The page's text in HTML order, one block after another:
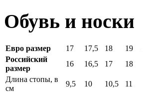
Обувь и носки
Евро размер 17 17,5 18 19
Российский
размер
16 16,5 17 18
Длина стопы, в
см
9,5 10 10,5 11